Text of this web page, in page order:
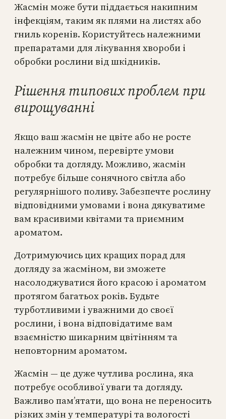
Жасмін може бути піддається накипним
інфекціям, таким як плями на листях або
гниль коренів. Користуйтесь належними
препаратами для лікування хвороби і
обробки рослини від шкідників.
Рішення типових проблем при
вирощуванні
Якщо ваш жасмін не цвіте або не росте
належним чином, перевірте умови
обробки та догляду. Можливо, жасмін
потребує більше сонячного світла або
регулярнішого поливу. Забезпечте рослину
відповідними умовами і вона дякуватиме
вам красивими квітами та приємним
ароматом.
Дотримуючись цих кращих порад для
догляду за жасміном, ви зможете
насолоджуватися його красою і ароматом
протягом багатьох років. Будьте
турботливими і уважними до своєї
рослини, і вона відповідатиме вам
взаємністю шикарним цвітінням та
неповторним ароматом.
Жасмін — це дуже чутлива рослина, яка
потребує особливої уваги та догляду.
Важливо пам’ятати, що вона не переносить
різких змін у температурі та вологості